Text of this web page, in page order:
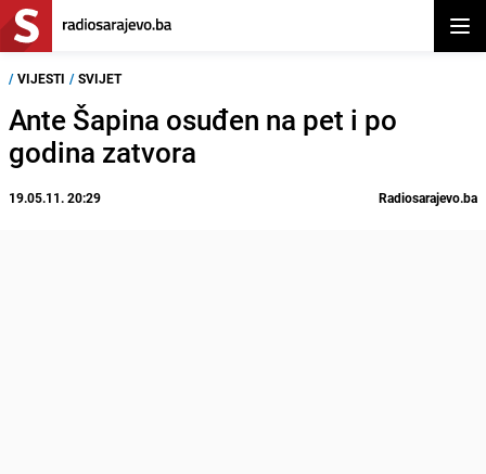
/ VIJESTI / SVIJET
Ante Šapina osuđen na pet i po
godina zatvora
19.05.11. 20:29 Radiosarajevo.ba